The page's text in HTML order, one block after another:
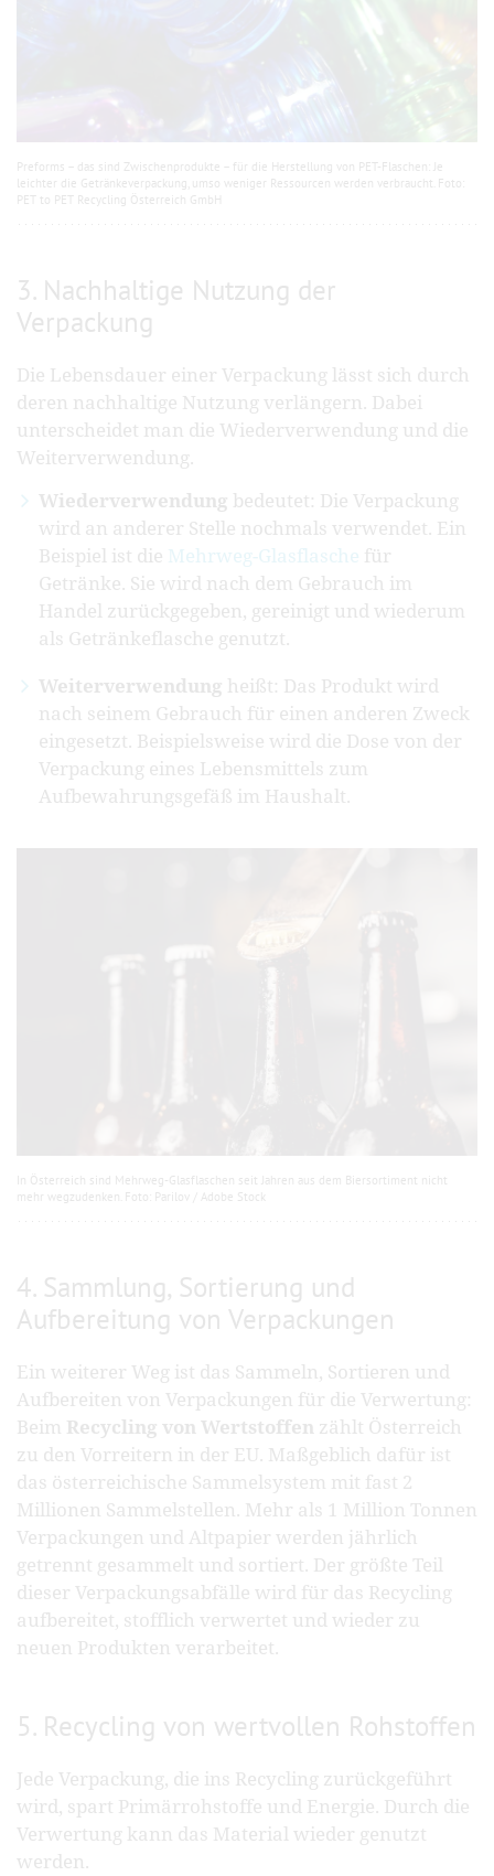
Preforms – das sind Zwischenprodukte – für die Herstellung von PET-Flaschen: Je
leichter die Getränkeverpackung, umso weniger Ressourcen werden verbraucht. Foto:
PET to PET Recycling Österreich GmbH
3. Nachhaltige Nutzung der
Verpackung
Die Lebensdauer einer Verpackung lässt sich durch
deren nachhaltige Nutzung verlängern. Dabei
unterscheidet man die Wiederverwendung und die
Weiterverwendung.
Wiederverwendung bedeutet: Die Verpackung
wird an anderer Stelle nochmals verwendet. Ein
Beispiel ist die Mehrweg-Glasflasche für
Getränke. Sie wird nach dem Gebrauch im
Handel zurückgegeben, gereinigt und wiederum
als Getränkeflasche genutzt.
Weiterverwendung heißt: Das Produkt wird
nach seinem Gebrauch für einen anderen Zweck
eingesetzt. Beispielsweise wird die Dose von der
Verpackung eines Lebensmittels zum
Aufbewahrungsgefäß im Haushalt.
In Österreich sind Mehrweg-Glasflaschen seit Jahren aus dem Biersortiment nicht
mehr wegzudenken. Foto: Parilov / Adobe Stock
4. Sammlung, Sortierung und
Aufbereitung von Verpackungen
Ein weiterer Weg ist das Sammeln, Sortieren und
Aufbereiten von Verpackungen für die Verwertung:
Beim Recycling von Wertstoffen zählt Österreich
zu den Vorreitern in der EU. Maßgeblich dafür ist
das österreichische Sammelsystem mit fast 2
Millionen Sammelstellen. Mehr als 1 Million Tonnen
Verpackungen und Altpapier werden jährlich
getrennt gesammelt und sortiert. Der größte Teil
dieser Verpackungsabfälle wird für das Recycling
aufbereitet, stofflich verwertet und wieder zu
neuen Produkten verarbeitet.
5. Recycling von wertvollen Rohstoffen
Jede Verpackung, die ins Recycling zurückgeführt
wird, spart Primärrohstoffe und Energie. Durch die
Verwertung kann das Material wieder genutzt
werden.